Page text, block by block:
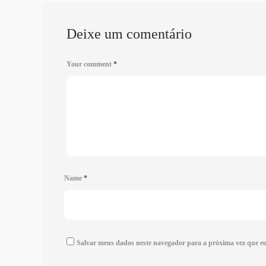
Deixe um comentário
Your comment *
Name *
Salvar meus dados neste navegador para a próxima vez que